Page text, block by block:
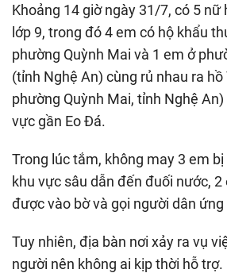
Khoảng 14 giờ ngày 31/7, có 5 nữ
lớp 9, trong đó 4 em có hộ khẩu
phường Quỳnh Mai và 1 em ở
(tỉnh Nghệ An) cùng rủ nhau ra
phường Quỳnh Mai, tỉnh Nghệ
vực gần Eo Đá.
Trong lúc tắm, không may 3 em
khu vực sâu dẫn đến đuối nước, 2
được vào bờ và gọi người dân ứng
Tuy nhiên, địa bàn nơi xảy ra vụ
người nên không ai kịp thời hỗ trợ.